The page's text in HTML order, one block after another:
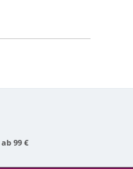
ab 99 €